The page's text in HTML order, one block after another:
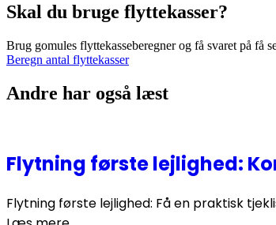
Skal du bruge flyttekasser?
Brug gomules flyttekasseberegner og få svaret på få
Beregn antal flyttekasser
Andre har også læst
Flytning første lejlighed:
Flytning første lejlighed: Få en praktisk